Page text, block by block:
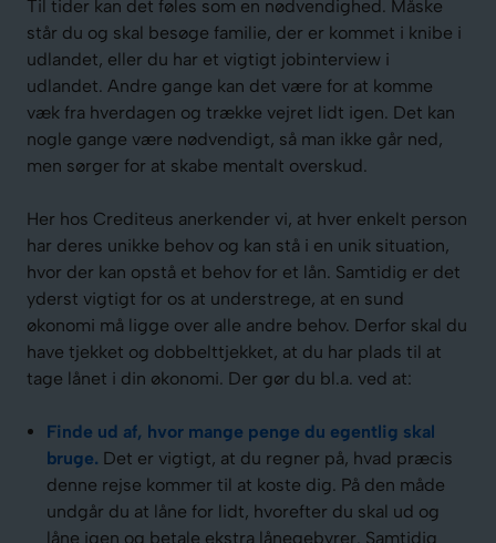
Til tider kan det føles som en nødvendighed. Måske
står du og skal besøge familie, der er kommet i knibe i
udlandet, eller du har et vigtigt jobinterview i
udlandet. Andre gange kan det være for at komme
væk fra hverdagen og trække vejret lidt igen. Det kan
nogle gange være nødvendigt, så man ikke går ned,
men sørger for at skabe mentalt overskud.
Her hos Crediteus anerkender vi, at hver enkelt person
har deres unikke behov og kan stå i en unik situation,
hvor der kan opstå et behov for et lån. Samtidig er det
yderst vigtigt for os at understrege, at en sund
økonomi må ligge over alle andre behov. Derfor skal du
have tjekket og dobbelttjekket, at du har plads til at
tage lånet i din økonomi. Der gør du bl.a. ved at:
Finde ud af, hvor mange penge du egentlig skal
bruge. Det er vigtigt, at du regner på, hvad præcis
denne rejse kommer til at koste dig. På den måde
undgår du at låne for lidt, hvorefter du skal ud og
låne igen og betale ekstra lånegebyrer. Samtidig